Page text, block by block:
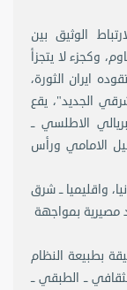
الوثيق بين
وكجزء لا يتجزأ
ايران الثورة،
الجديد"، يقع
الاطلسي ــ
الامامي ورأس
واقليميا ــ شرق
مصيرية بمواجهة
بطبيعة النظام
ــ الطبقي ــ